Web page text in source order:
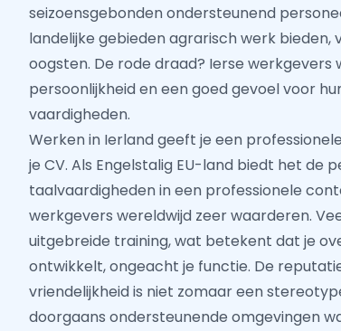
seizoensgebonden ondersteunend
landelijke gebieden agrarisch werk bieden,
oogsten. De rode draad? Ierse werkgevers
persoonlijkheid en een goed gevoel voor
vaardigheden.
Werken in Ierland geeft je een
je CV. Als Engelstalig EU-land biedt het de
taalvaardigheden in een professionele
werkgevers wereldwijd zeer waarderen.
uitgebreide training, wat betekent dat je
ontwikkelt, ongeacht je functie. De
vriendelijkheid is niet zomaar een
doorgaans ondersteunende omgevingen